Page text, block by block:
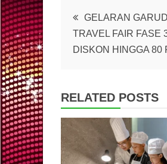
Post
navigation
GELARAN
TRAVEL FAIR FASE
DISKON HINGGA 80
RELATED POSTS